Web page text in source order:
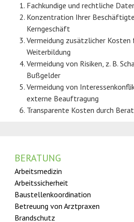
Fachkundige und rechtliche
Konzentration Ihrer
Kerngeschäft
Vermeidung zusätzlicher Kosten
Weiterbildung
Vermeidung von Risiken, z. B.
Bußgelder
Vermeidung von
externe Beauftragung
Transparente Kosten durch
BERATUNG
Arbeitsmedizin
Arbeitssicherheit
Baustellen­koordination
Betreuung von Arztpraxen
Brandschutz